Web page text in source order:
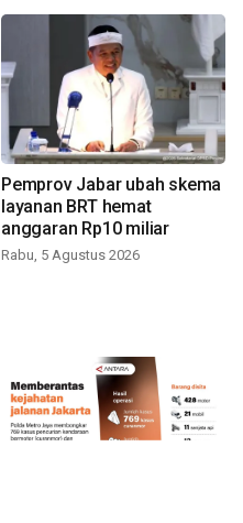
Pemprov Jabar ubah skema
layanan BRT hemat
anggaran Rp10 miliar
Rabu, 5 Agustus 2026